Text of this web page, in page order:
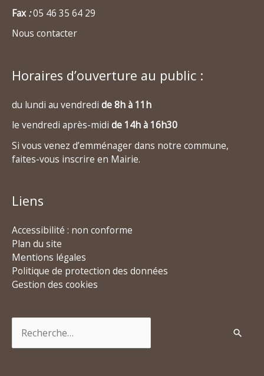
Fax:05 46 35 64 29
Nous contacter
Horaires d’ouverture au public :
du lundi au vendredi de 8h à 11h
le vendredi après-midi de 14h à 16h30
Si vous venez d’emménager dans notre commune,
faites-vous inscrire en Mairie.
Liens
Accessibilité : non conforme
Plan du site
Mentions légales
Politique de protection des données
Gestion des cookies